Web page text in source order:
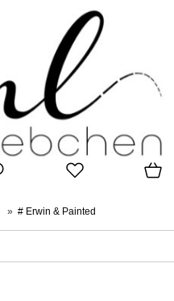
» # Erwin & Painted